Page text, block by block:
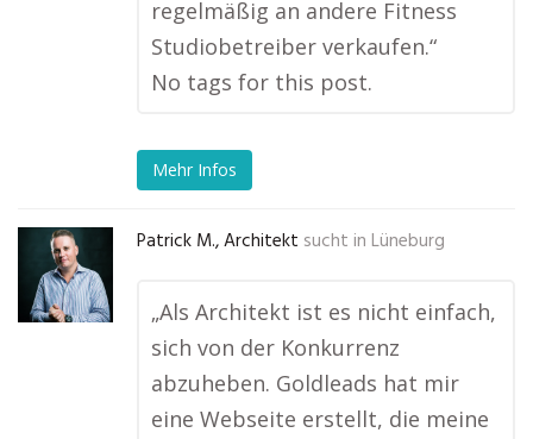
regelmäßig an andere Fitness
Studiobetreiber verkaufen.“
No tags for this post.
Mehr Infos
Patrick M., Architekt sucht in Lüneburg
„Als Architekt ist es nicht einfach,
sich von der Konkurrenz
abzuheben. Goldleads hat mir
eine Webseite erstellt, die meine